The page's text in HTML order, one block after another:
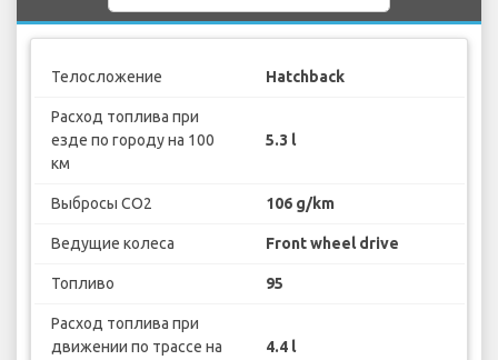
Телосложение Hatchback
Расход топлива при
езде по городу на 100
км
5.3 l
Выбросы CO2 106 g/km
Ведущие колеса Front wheel drive
Топливо 95
Расход топлива при
движении по трассе на
4.4 l